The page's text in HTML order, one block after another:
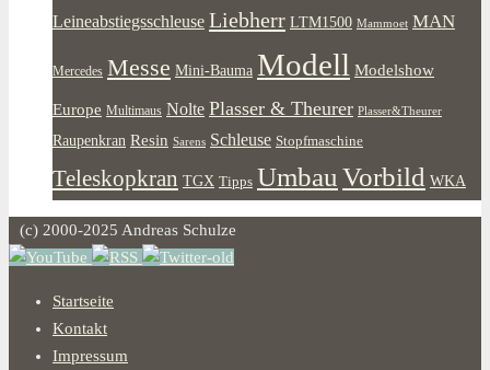
Leineabstiegsschleuse Liebherr LTM1500 Mammoet MAN
Mercedes Messe Mini-Bauma Modell Modelshow
Europe Multimaus Nolte Plasser & Theurer Plasser&Theurer
Raupenkran Resin Sarens Schleuse Stopfmaschine
Teleskopkran TGX Tipps Umbau Vorbild WKA
(c) 2000-2025 Andreas Schulze
Startseite
Kontakt
Impressum